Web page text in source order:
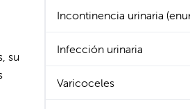
su
Incontinencia urinaria
Infección urinaria
Varicoceles